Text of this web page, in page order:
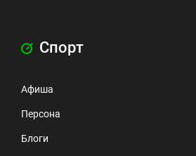
Спорт
Афиша
Персона
Блоги